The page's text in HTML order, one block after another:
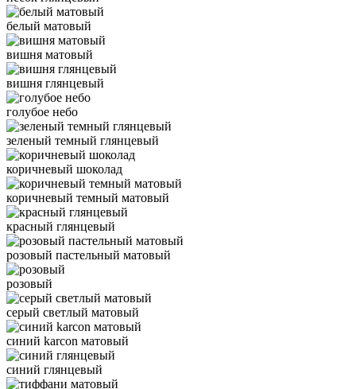
белый матовый
вишня матовый
вишня глянцевый
голубое небо
зеленый темный глянцевый
коричневый шоколад
коричневый темный матовый
красный глянцевый
розовый пастельный матовый
розовый
серый светлый матовый
синий karcon матовый
синий глянцевый